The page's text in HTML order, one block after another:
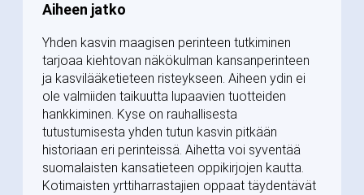
Aiheen jatko
Yhden kasvin maagisen perinteen tutkiminen
tarjoaa kiehtovan näkökulman kansanperinteen
ja kasvilääketieteen risteykseen. Aiheen ydin ei
ole valmiiden taikuutta lupaavien tuotteiden
hankkiminen. Kyse on rauhallisesta
tutustumisesta yhden tutun kasvin pitkään
historiaan eri perinteissä. Aihetta voi syventää
suomalaisten kansatieteen oppikirjojen kautta.
Kotimaisten yrttiharrastajien oppaat täydentävät